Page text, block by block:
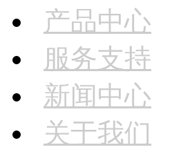
产品中心
服务支持
新闻中心
关于我们